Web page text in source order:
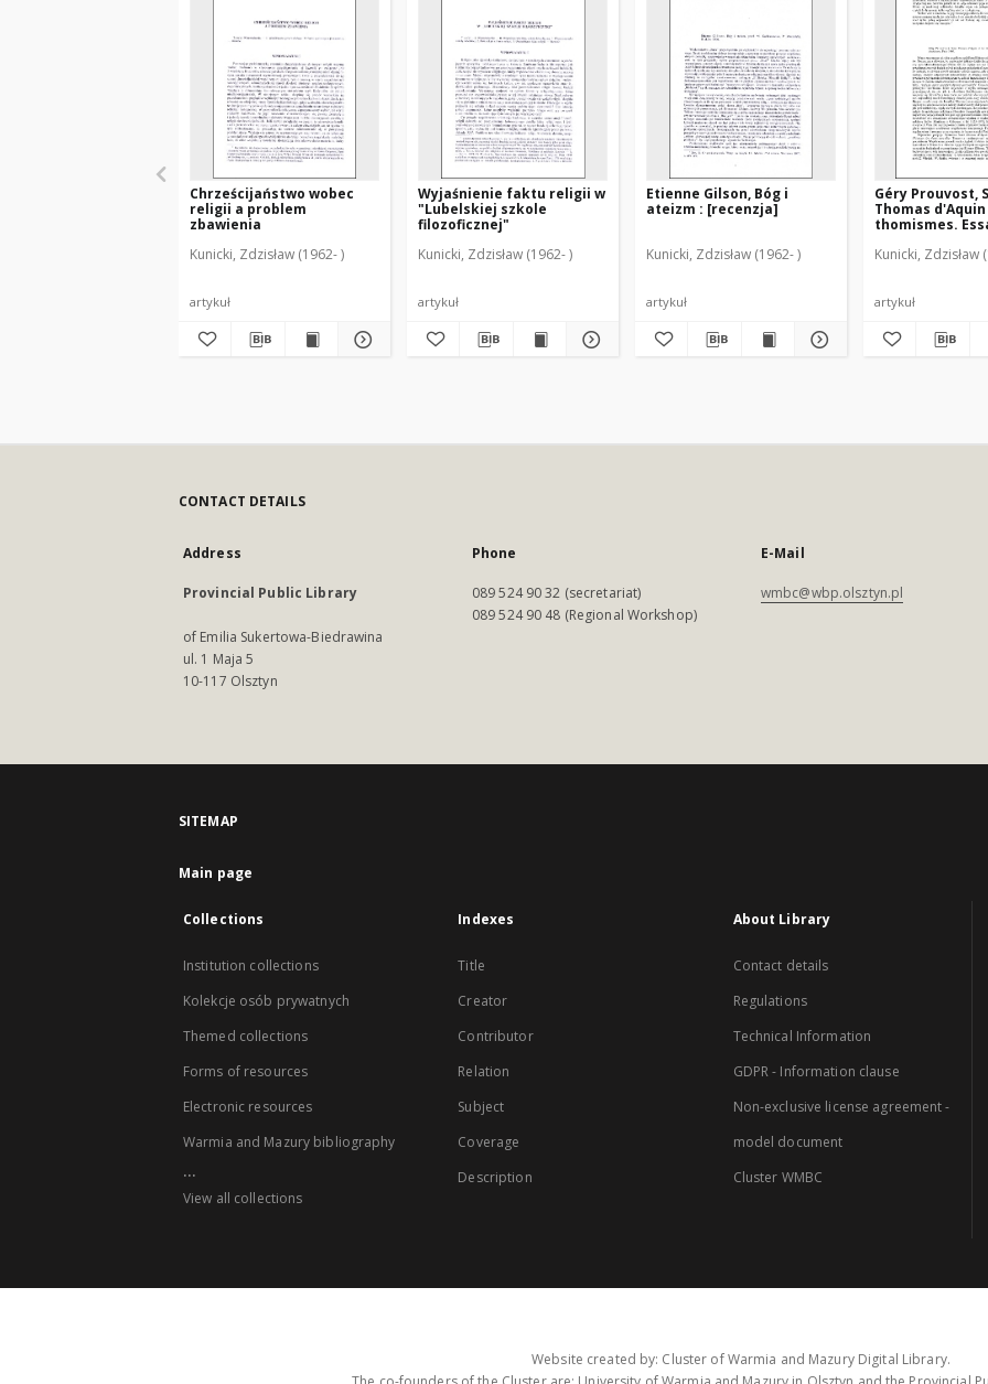
Chrześcijaństwo wobec
religii a problem
zbawienia
Kunicki, Zdzisław (1962- )
artykuł
Wyjaśnienie faktu religii w
"Lubelskiej szkole
filozoficznej"
Kunicki, Zdzisław (1962- )
artykuł
Etienne Gilson, Bóg i
ateizm : [recenzja]
Kunicki, Zdzisław (1962- )
artykuł
Géry Prouvost,
Thomas
thomismes.
[recenzja]
Kunicki, Zdzisław
artykuł
CONTACT DETAILS
Address
Provincial Public Library
of Emilia Sukertowa-Biedrawina
ul. 1 Maja 5
10-117 Olsztyn
Phone
089 524 90 32 (secretariat)
089 524 90 48 (Regional Workshop)
E-Mail
wmbc@wbp.olsztyn.pl
SITEMAP
Main page
Collections
Institution collections
Kolekcje osób prywatnych
Themed collections
Forms of resources
Electronic resources
Warmia and Mazury bibliography
...
View all collections
Indexes
Title
Creator
Contributor
Relation
Subject
Coverage
Description
About Library
Contact details
Regulations
Technical Information
GDPR - Information clause
Non-exclusive license agreement -
model document
Cluster WMBC
Website created by: Cluster of Warmia and Mazury Digital Library.